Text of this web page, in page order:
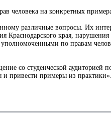
человека на конкретных
различные вопросы. Их
Краснодарского края, нарушения
по правам
со студенческой аудиторией
и привести примеры из практики».